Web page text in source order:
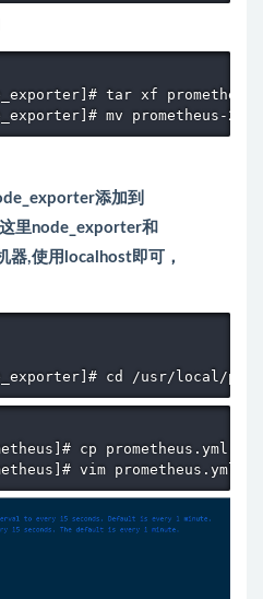
tar xf
mv prometheus-
添加到
里node_exporter和
器,使用localhost即可，
cd /usr/local/
cp prometheus.yml
vim prometheus.yml